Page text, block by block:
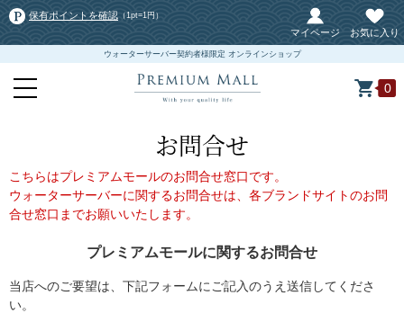
保有ポイントを確認 （1pt=1円）
マイページ お気に入り
ウォーターサーバー契約者様限定 オンラインショップ
0
お問合せ
こちらはプレミアムモールのお問合せ窓口です。
ウォーターサーバーに関するお問合せは、各ブランドサイトのお問
合せ窓口までお願いいたします。
プレミアムモールに関するお問合せ
当店へのご要望は、下記フォームにご記入のうえ送信してくださ
い。